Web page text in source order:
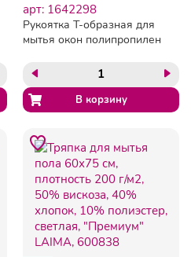
арт: 1642298
Рукоятка Т-образная для
мытья окон полипропилен